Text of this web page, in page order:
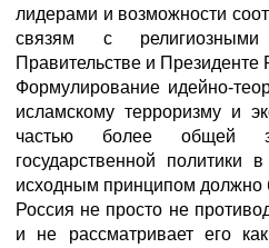
лидерами и возможности
связям с
Правительстве и Президенте
Формулирование идейно-
исламскому терроризму и
частью более общей
государственной
исходным принципом должно
Россия не просто не
и не рассматривает его